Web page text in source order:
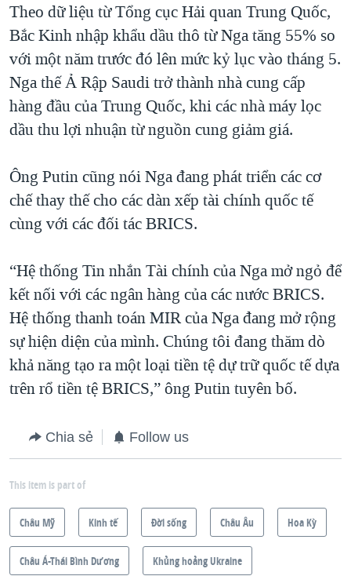
Theo dữ liệu từ Tổng cục Hải quan Trung Quốc,
Bắc Kinh nhập khẩu dầu thô từ Nga tăng 55% so
với một năm trước đó lên mức kỷ lục vào tháng 5.
Nga thế Ả Rập Saudi trở thành nhà cung cấp
hàng đầu của Trung Quốc, khi các nhà máy lọc
dầu thu lợi nhuận từ nguồn cung giảm giá.
Ông Putin cũng nói Nga đang phát triển các cơ
chế thay thế cho các dàn xếp tài chính quốc tế
cùng với các đối tác BRICS.
“Hệ thống Tin nhắn Tài chính của Nga mở ngỏ để
kết nối với các ngân hàng của các nước BRICS.
Hệ thống thanh toán MIR của Nga đang mở rộng
sự hiện diện của mình. Chúng tôi đang thăm dò
khả năng tạo ra một loại tiền tệ dự trữ quốc tế dựa
trên rổ tiền tệ BRICS,” ông Putin tuyên bố.
Chia sẻ Follow us
This item is part of
Châu Mỹ Kinh tế Ðời sống Châu Âu Hoa Kỳ
Châu Á-Thái Bình Dương Khủng hoảng Ukraine